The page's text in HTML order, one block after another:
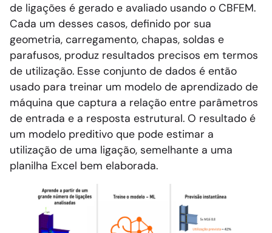
de ligações é gerado e avaliado usando o CBFEM.
Cada um desses casos, definido por sua
geometria, carregamento, chapas, soldas e
parafusos, produz resultados precisos em termos
de utilização. Esse conjunto de dados é então
usado para treinar um modelo de aprendizado de
máquina que captura a relação entre parâmetros
de entrada e a resposta estrutural. O resultado é
um modelo preditivo que pode estimar a
utilização de uma ligação, semelhante a uma
planilha Excel bem elaborada.